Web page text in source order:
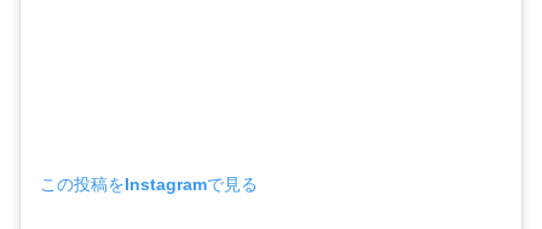
この投稿をInstagramで見る